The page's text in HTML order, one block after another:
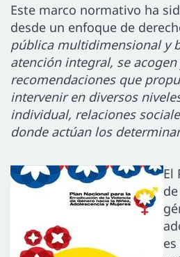
Este marco normativo ha
desde un enfoque de
pública multidimensional y
atención integral, se
recomendaciones que
intervenir en diversos
individual, relaciones
donde actúan los
El